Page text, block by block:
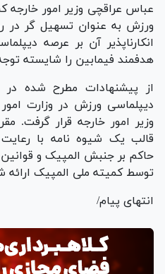
عباس عراقچی وزیر امور خارجه
ورزش به عنوان تسهیل گر در
انکارناپذیر آن بر عرصه
هدفمند فیمابین را شایسته
از پیشنهادات مطرح شده
دیپلماسی ورزش در وزارت
وزیر امور خارجه قرار گرفت.
قالب یک شیوه نامه با رعایت
حاکم بر جنبش المپیک و
توسط کمیته ملی المپیک ارائه
انتهای پیام/